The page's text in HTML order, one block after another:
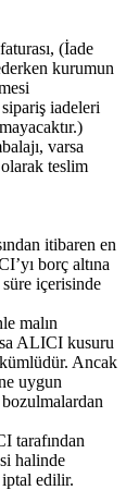
(İade
kurumun
iadeleri
varsa
teslim
itibaren en
borç altına
içerisinde
malın
ALICI kusuru
Ancak
uygun
tarafından
halinde
iptal edilir.